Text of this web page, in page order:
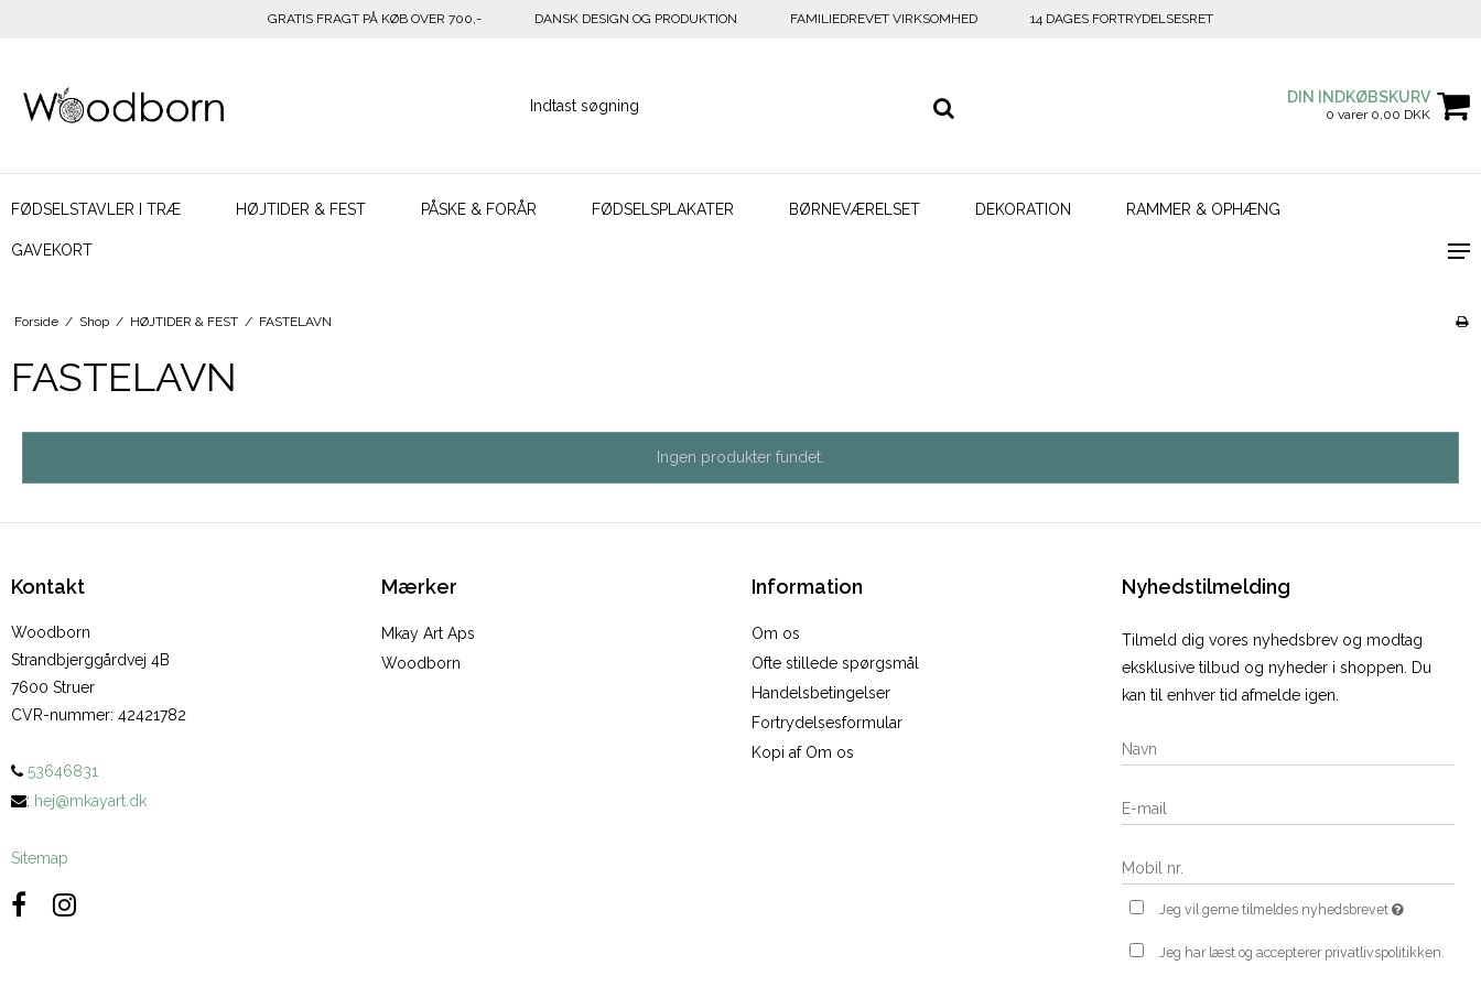
GRATIS FRAGT PÅ KØB OVER 700,- DANSK DESIGN OG PRODUKTION FAMILIEDREVET VIRKSOMHED 14 DAGES FORTRYDELSESRET
DIN INDKØBSKURV
0 varer 0,00 DKK
FØDSELSTAVLER I TRÆ HØJTIDER & FEST PÅSKE & FORÅR FØDSELSPLAKATER BØRNEVÆRELSET DEKORATION RAMMER & OPHÆNG
GAVEKORT
Forside / Shop / HØJTIDER & FEST / FASTELAVN
FASTELAVN
Ingen produkter fundet.
Kontakt
Woodborn
Strandbjerggårdvej 4B
7600 Struer
CVR-nummer: 42421782
53646831
: hej@mkayart.dk
Sitemap
Mærker
Mkay Art Aps
Woodborn
Information
Om os
Ofte stillede spørgsmål
Handelsbetingelser
Fortrydelsesformular
Kopi af Om os
Nyhedstilmelding
Tilmeld dig vores nyhedsbrev og modtag
eksklusive tilbud og nyheder i shoppen. Du
kan til enhver tid afmelde igen.
Jeg vil gerne tilmeldes nyhedsbrevet
Jeg har læst og accepterer privatlivspolitikken.